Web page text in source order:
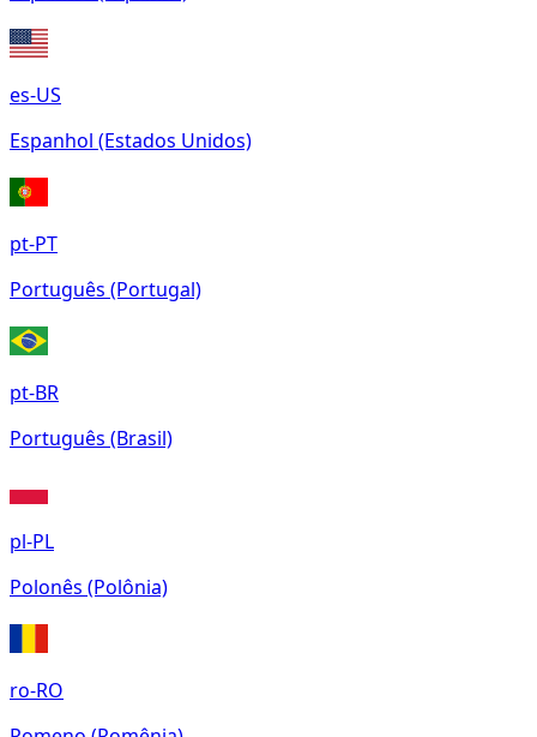
es-US
Espanhol (Estados Unidos)
pt-PT
Português (Portugal)
pt-BR
Português (Brasil)
pl-PL
Polonês (Polônia)
ro-RO